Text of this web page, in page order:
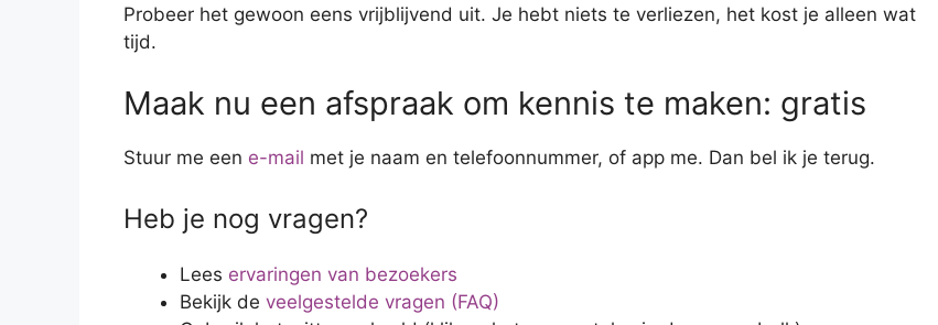
Probeer het gewoon eens vrijblijvend uit. Je hebt niets te verliezen, het kost je alleen wat
tijd.
Maak nu een afspraak om kennis te maken: gratis
Stuur me een e-mail met je naam en telefoonnummer, of app me. Dan bel ik je terug.
Heb je nog vragen?
Lees ervaringen van bezoekers
Bekijk de veelgestelde vragen (FAQ)